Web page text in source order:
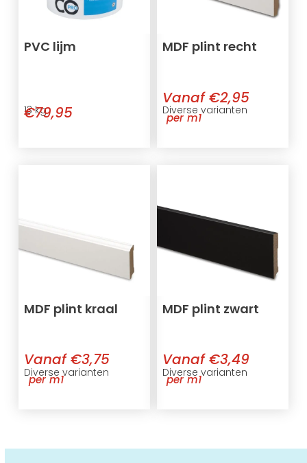
PVC lijm
13 kg
€79,95
MDF plint recht
Diverse varianten
Vanaf €2,95
per m1
MDF plint kraal
Diverse varianten
Vanaf €3,75
per m1
MDF plint zwart
Diverse varianten
Vanaf €3,49
per m1